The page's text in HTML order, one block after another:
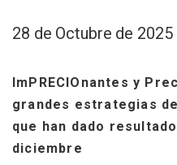
28 de Octubre de 2025
ImPRECIOnantes y
grandes estrategias
que han dado
diciembre